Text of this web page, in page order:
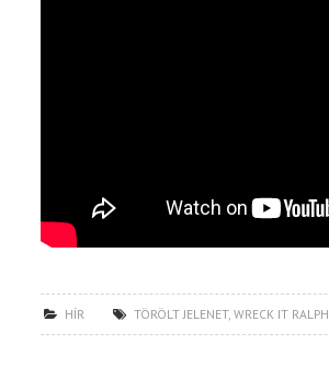
HÍR TÖRÖLT JELENET,WRECK IT RALPH